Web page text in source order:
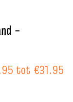
–
tot €31.95